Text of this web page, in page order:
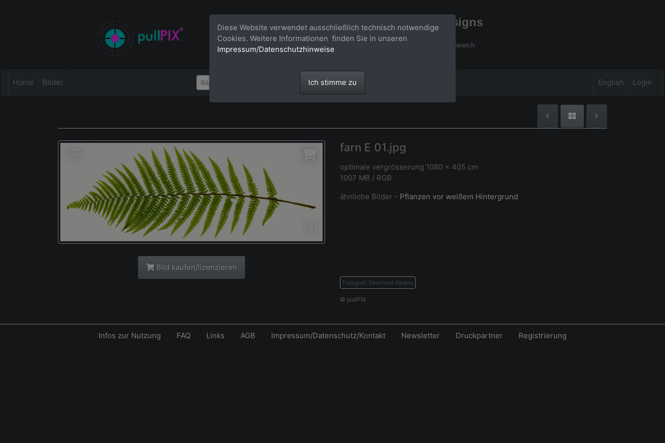
Bildagentur für großformatige Raumdesigns
Großformatige Bilder - über 100 Meter große 'largeformat' Fotos im Gigapixel Bereich
Home Bilder English Login
Bild kaufen/lizenzieren
farn E 01.jpg
optimale vergrösserung 1080 x 405 cm
1007 MB / RGB
ähnliche Bilder - Pflanzen vor weißem Hintergrund
Fotograf: Eberhard Weible
© pullPIX
Diese Website verwendet ausschließlich technisch notwendige
Cookies. Weitere Informationen finden Sie in unseren
Impressum/Datenschutzhinweise
Ich stimme zu
Infos zur Nutzung FAQ Links AGB Impressum/Datenschutz/Kontakt Newsletter Druckpartner Registrierung